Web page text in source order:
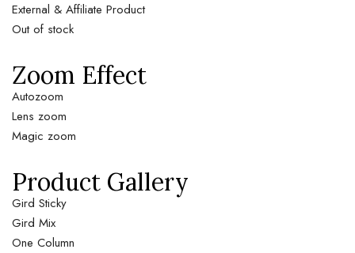
External & Affiliate Product
Out of stock
Zoom Effect
Autozoom
Lens zoom
Magic zoom
Product Gallery
Gird Sticky
Gird Mix
One Column